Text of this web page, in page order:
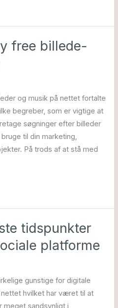
free billede-
og musik på nettet fortalte
begreber, som er vigtige at
søgninger efter billeder
til din marketing,
På trods af at stå med
tidspunkter
platforme
gunstige for digitale
hvilket har været til at
meget sandsynligt i